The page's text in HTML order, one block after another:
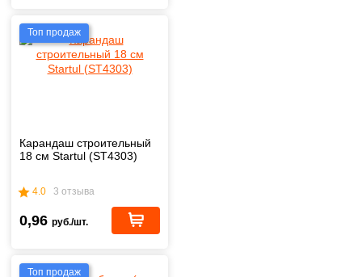
Топ продаж
Карандаш строительный
18 см Startul (ST4303)
4.0 3 отзыва
0,96 руб./шт.
Топ продаж